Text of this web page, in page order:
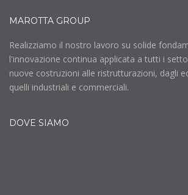
MAROTTA GROUP
Realizziamo il nostro lavoro su solide
l'innovazione continua applicata a tutti i
nuove costruzioni alle ristrutturazioni, dagli
quelli industriali e commerciali.
DOVE SIAMO